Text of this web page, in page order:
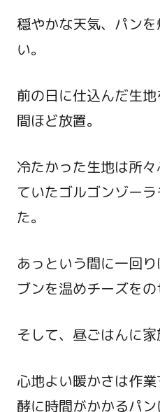
穏やかな天気、パン
い。
前の日に仕込んだ生
間ほど放置。
冷たかった生地は所
ていたゴルゴンゾー
た。
あっという間に一回
ブンを温めチーズをの
そして、昼ごはんに家
心地よい暖かさは作
酵に時間がかかるパ